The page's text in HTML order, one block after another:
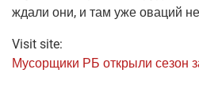
жда­ли они, и там уже ова­ций не
Visit site:
Мусор­щи­ки РБ откры­ли сезон